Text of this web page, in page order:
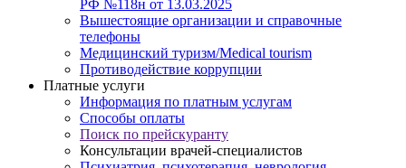
РФ №118н от 13.03.2025
Вышестоящие организации и справочные
телефоны
Медицинский туризм/Medical tourism
Противодействие коррупции
Платные услуги
Информация по платным услугам
Способы оплаты
Поиск по прейскуранту
Консультации врачей-специалистов